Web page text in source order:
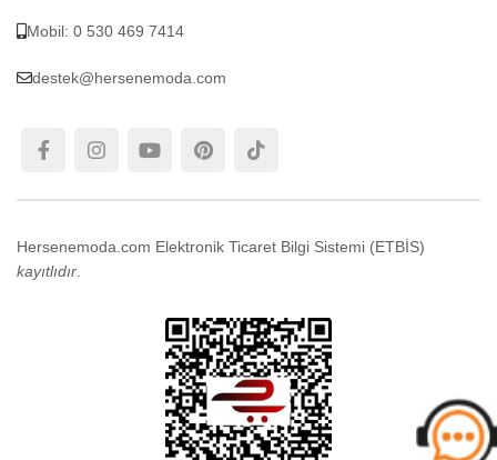
Mobil: 0 530 469 7414
destek@hersenemoda.com
Hersenemoda.com Elektronik Ticaret Bilgi Sistemi (ETBİS)
kayıtlıdır